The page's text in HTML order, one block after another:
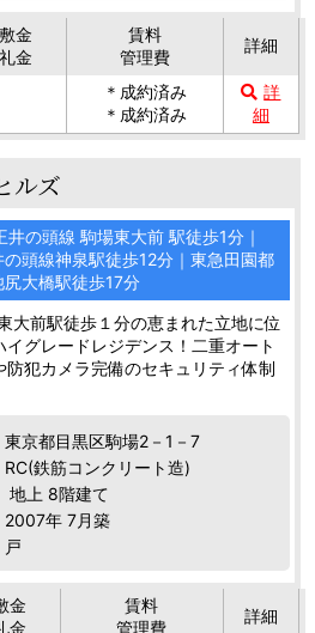
敷金
礼金
賃料
管理費
詳細
＊成約済み
＊成約済み
詳
細
ルズ
井の頭線 駒場東大前 駅徒歩1分｜
の頭線神泉駅徒歩12分｜東急田園都
尻大橋駅徒歩17分
大前駅徒歩１分の恵まれた立地に位
イグレードレジデンス！二重オート
防犯カメラ完備のセキュリティ体制
東京都目黒区駒場2－1－7
RC(鉄筋コンクリート造)
地上 8階建て
2007年 7月築
戸
金
金
賃料
管理費
詳細